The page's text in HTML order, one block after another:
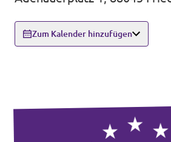
Volt Deutschland
Unsere Events
Mache bei uns mit!
Zum Kalender hinzufügen